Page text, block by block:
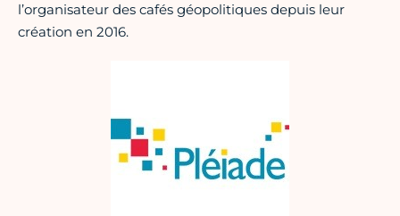
l’organisateur des cafés géopolitiques depuis leur
création en 2016.